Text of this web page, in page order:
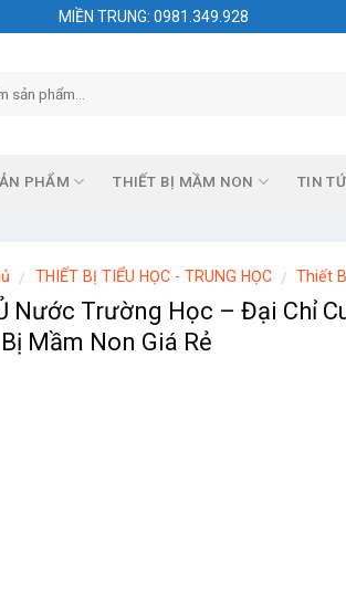
MIỀN TRUNG: 0981.349.928
PHẨM THIẾT BỊ MẦM NON TIN
/ THIẾT BỊ TIỂU HỌC - TRUNG HỌC / Thiết
Nước Trường Học – Đại Chỉ
Mầm Non Giá Rẻ